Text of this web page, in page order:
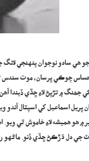
سادو نوجوان پنهنجي لانگ
چوڪي ڀرسان، موت سندس
۾ تڙپڻ لاءِ ڇڏي ڏيندا
ڀريل اسماعيل کي اسپتال
۾ هو هميشه لاءِ خاموش ٿي
جي دل ڌڙڪڻ ڇڏي ڏنو. ماڻهو